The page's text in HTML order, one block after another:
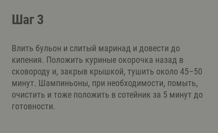
Шаг 3
Влить бульон и слитый маринад и довести до
кипения. Положить куриные окорочка назад в
сковороду и, закрыв крышкой, тушить около 45–50
минут. Шампиньоны, при необходимости, помыть,
очистить и тоже положить в сотейник за 5 минут до
готовности.